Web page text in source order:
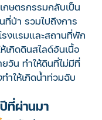
ป่า รวมไปถึงการ
งแรมและสถานที่พัก
เกิดดินสไลด์อันเนื้อ
วัน ทำให้ดินที่ไม่มีที่
ำให้เกิดน้ำท่วมฉับ
ที่ผ่านมา